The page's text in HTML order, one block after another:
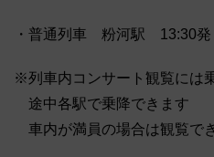
・普通列車 粉河駅 13:30
※列車内コンサート観覧には
途中各駅で乗降できます
車内が満員の場合は観覧で